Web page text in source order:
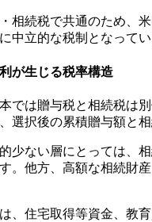
相続税で共通のため、
中立的な税制となってい
が生じる税率構造
では贈与税と相続税は
選択後の累積贈与額と
少ない層にとっては、
。他方、高額な相続財
、住宅取得等資金、教